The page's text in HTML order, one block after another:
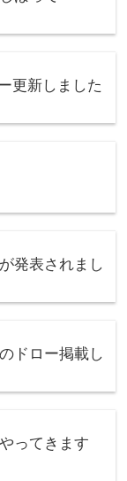
更新しました
発表されまし
ドロー掲載し
ってきます